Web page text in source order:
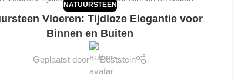
NATUURSTEEN
Vloeren: Tijdloze Elegantie voor
Binnen en Buiten
Geplaatst door Beststein